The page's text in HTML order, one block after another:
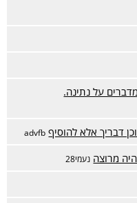
על נתינה.
דבריך אלא להוסיף advfb
מרוצה נעמי28